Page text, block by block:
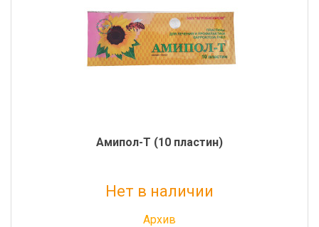
Амипол-Т (10 пластин)
Нет в наличии
Архив